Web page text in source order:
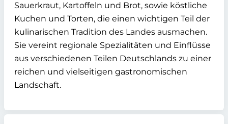
Sauerkraut, Kartoffeln und Brot, sowie köstliche
Kuchen und Torten, die einen wichtigen Teil der
kulinarischen Tradition des Landes ausmachen.
Sie vereint regionale Spezialitäten und Einflüsse
aus verschiedenen Teilen Deutschlands zu einer
reichen und vielseitigen gastronomischen
Landschaft.